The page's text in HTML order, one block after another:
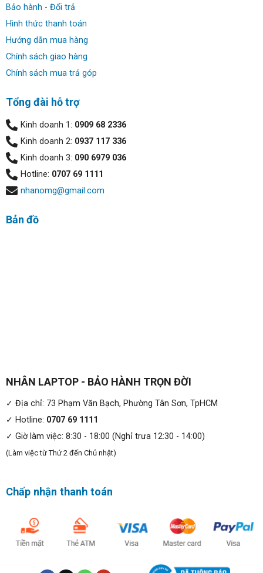
Bảo hành - Đổi trả
Hình thức thanh toán
Hướng dẫn mua hàng
Chính sách giao hàng
Chính sách mua trả góp
Tổng đài hỗ trợ
Kinh doanh 1: 0909 68 2336
Kinh doanh 2: 0937 117 336
Kinh doanh 3: 090 6979 036
Hotline: 0707 69 1111
nhanomg@gmail.com
Bản đồ
NHÂN LAPTOP - BẢO HÀNH TRỌN ĐỜI
✓ Địa chỉ: 73 Phạm Văn Bạch, Phường Tân Sơn, TpHCM
✓ Hotline: 0707 69 1111
✓ Giờ làm việc: 8:30 - 18:00 (Nghỉ trưa 12:30 - 14:00)
(Làm việc từ Thứ 2 đến Chủ nhật)
Chấp nhận thanh toán